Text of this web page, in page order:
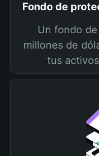
Fondo de
Un fondo
millones de
tus